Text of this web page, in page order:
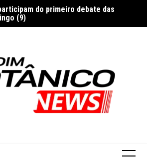
do primeiro debate das
(9)